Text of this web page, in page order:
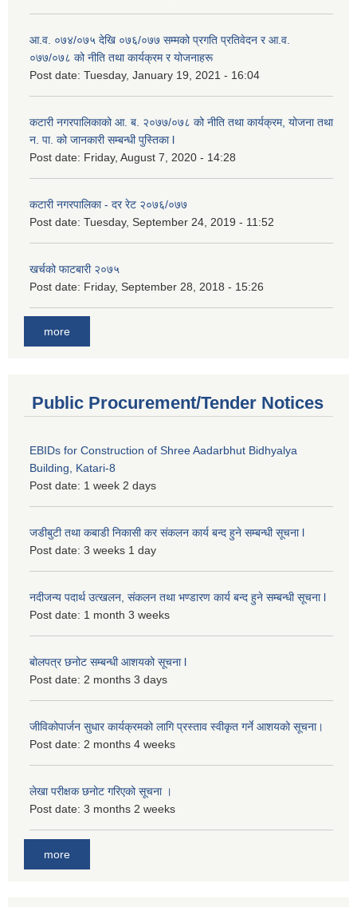
आ.व. ०७४/०७५ देखि ०७६/०७७ सम्मको प्रगति प्रतिवेदन र आ.व.
०७७/०७८ को नीति तथा कार्यक्रम र योजनाहरू
Post date: Tuesday, January 19, 2021 - 16:04
कटारी नगरपालिकाको आ. ब. २०७७/०७८ को नीति तथा कार्यक्रम, योजना तथा
न. पा. को जानकारी सम्बन्धी पुस्तिका l
Post date: Friday, August 7, 2020 - 14:28
कटारी नगरपालिका - दर रेट २०७६/०७७
Post date: Tuesday, September 24, 2019 - 11:52
खर्चको फाटबारी २०७५
Post date: Friday, September 28, 2018 - 15:26
more
Public Procurement/Tender Notices
EBIDs for Construction of Shree Aadarbhut Bidhyalya
Building, Katari-8
Post date: 1 week 2 days
जडीबुटी तथा कबाडी निकासी कर संकलन कार्य बन्द हुने सम्बन्धी सूचना l
Post date: 3 weeks 1 day
नदीजन्य पदार्थ उत्खलन, संकलन तथा भण्डारण कार्य बन्द हुने सम्बन्धी सूचना l
Post date: 1 month 3 weeks
बोलपत्र छनोट सम्बन्धी आशयको सूचना l
Post date: 2 months 3 days
जीविकोपार्जन सुधार कार्यक्रमको लागि प्रस्ताव स्वीकृत गर्ने आशयको सूचना।
Post date: 2 months 4 weeks
लेखा परीक्षक छनोट गरिएको सूचना ।
Post date: 3 months 2 weeks
more